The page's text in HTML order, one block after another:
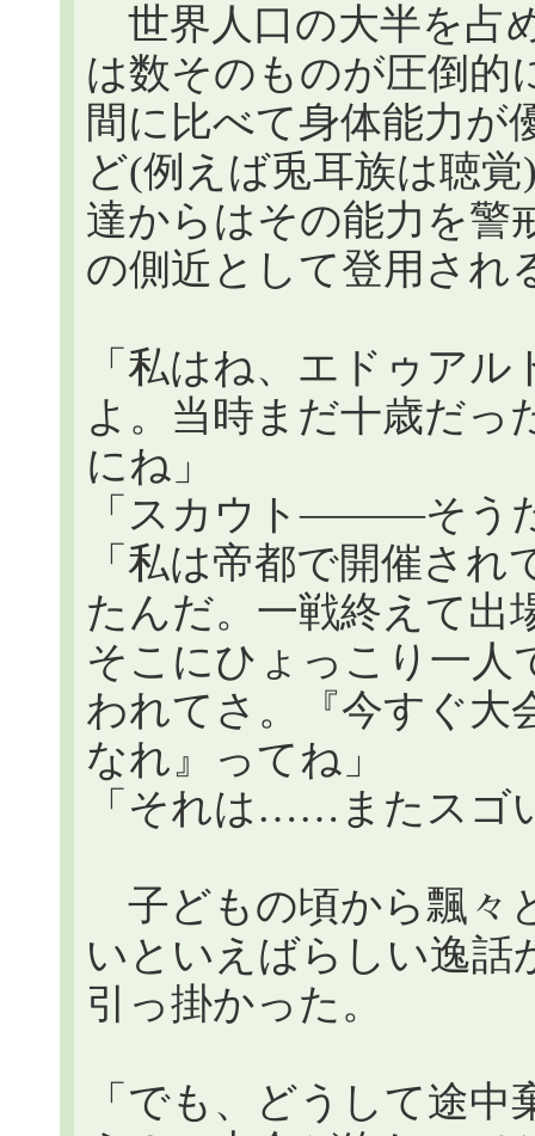
世界人口の大半を占
は数そのものが圧倒的
間に比べて身体能力が
ど(例えば兎耳族は聴
達からはその能力を警
の側近として登用され
「私はね、エドゥア
よ。当時まだ十歳だっ
にね」
「スカウト―――そう
「私は帝都で開催さ
たんだ。一戦終えて出
そこにひょっこり一人
われてさ。『今すぐ大
なれ』ってね」
「それは……またスゴ
子どもの頃から飄々
いといえばらしい逸
引っ掛かった。
「でも、どうして途